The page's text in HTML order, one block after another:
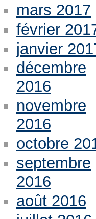
mars 2017
février
janvier
décembre
2016
novembre
2016
octobre
septembre
2016
août 2016